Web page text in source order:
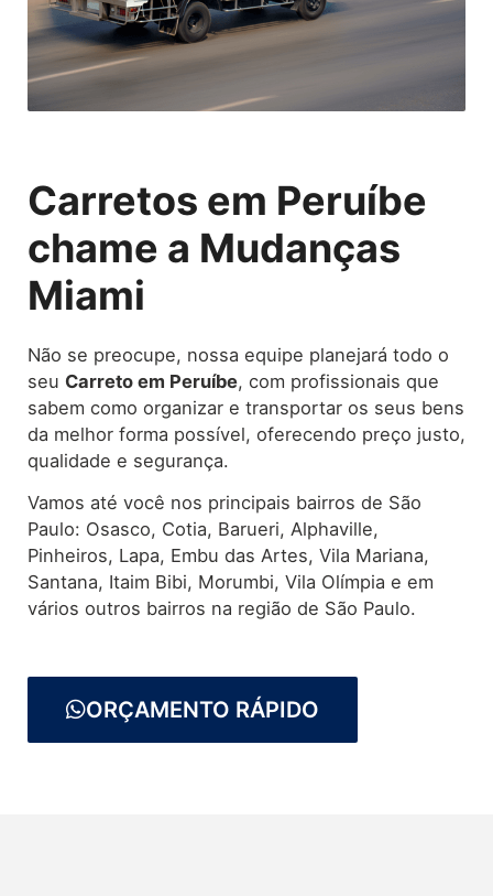
Carretos em Peruíbe
chame a Mudanças
Miami
Não se preocupe, nossa equipe planejará todo o
seu Carreto em Peruíbe, com profissionais que
sabem como organizar e transportar os seus bens
da melhor forma possível, oferecendo preço justo,
qualidade e segurança.
Vamos até você nos principais bairros de São
Paulo: Osasco, Cotia, Barueri, Alphaville,
Pinheiros, Lapa, Embu das Artes, Vila Mariana,
Santana, Itaim Bibi, Morumbi, Vila Olímpia e em
vários outros bairros na região de São Paulo.
ORÇAMENTO RÁPIDO